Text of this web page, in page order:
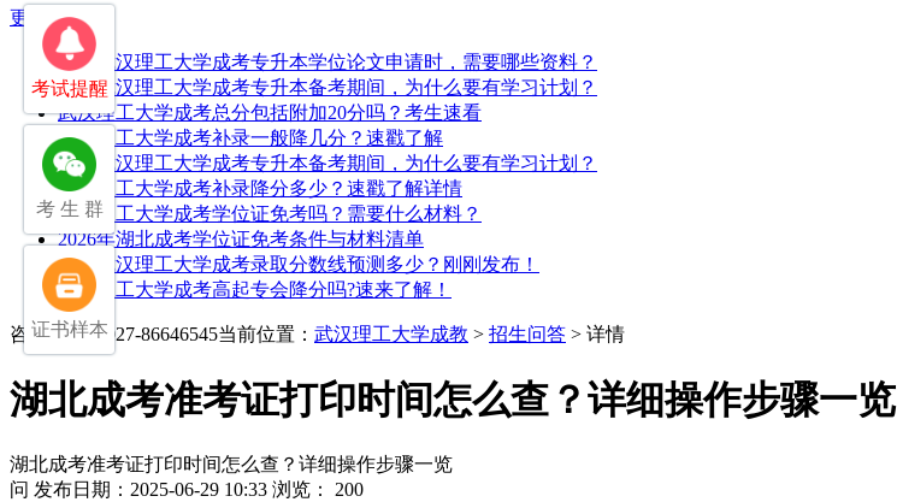
更多>>
25年武汉理工大学成考专升本学位论文申请时，需要哪些资料？
25年武汉理工大学成考专升本备考期间，为什么要有学习计划？
武汉理工大学成考总分包括附加20分吗？考生速看
武汉理工大学成考补录一般降几分？速戳了解
25年武汉理工大学成考专升本备考期间，为什么要有学习计划？
武汉理工大学成考补录降分多少？速戳了解详情
武汉理工大学成考学位证免考吗？需要什么材料？
2026年湖北成考学位证免考条件与材料清单
2025武汉理工大学成考录取分数线预测多少？刚刚发布！
武汉理工大学成考高起专会降分吗?速来了解！
咨询电话：027-86646545当前位置： 武汉理工大学成教 > 招生问答 > 详情
湖北成考准考证打印时间怎么查？详细操作步骤一览
湖北成考准考证打印时间怎么查？详细操作步骤一览
问 发布日期：2025-06-29 10:33 浏览： 200
考试提醒
考 生 群
证书样本